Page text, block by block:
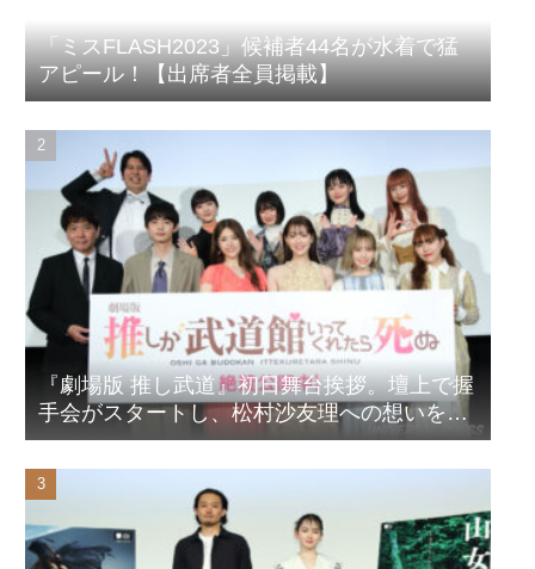
「ミスFLASH2023」候補者44名が水着で猛
アピール！【出席者全員掲載】
『劇場版 推し武道』初日舞台挨拶。壇上で握
手会がスタートし、松村沙友理への想いをア
ピール！？